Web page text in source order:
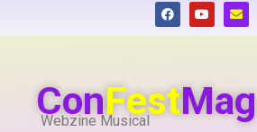
ConFestMag
Webzine Musical